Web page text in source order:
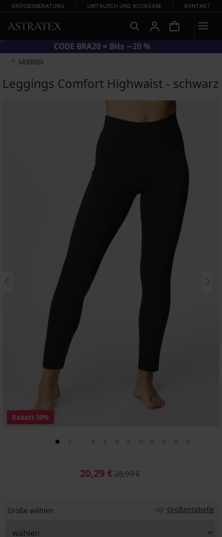
GRÖSSENBERATUNG UMTAUSCH UND RÜCKGABE KONTAKT
CODE BRA20 = BHs −20 %
Leggings
Leggings Comfort Highwaist - schwarz
Rabatt-30%
20,29 €28,99 €
Größe wählen Größentabelle